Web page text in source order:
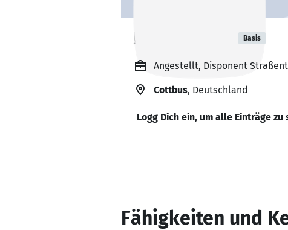
Maik Siewert Basis
Angestellt, Disponent
Cottbus, Deutschland
Logg Dich ein, um alle Einträge zu
Fähigkeiten und